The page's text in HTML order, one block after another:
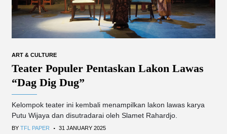
ART & CULTURE
Teater Populer Pentaskan Lakon Lawas
“Dag Dig Dug”
Kelompok teater ini kembali menampilkan lakon lawas karya
Putu Wijaya dan disutradarai oleh Slamet Rahardjo.
BY TFL PAPER . 31 JANUARY 2025